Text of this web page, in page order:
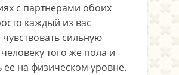
с партнерами обоих
каждый из вас
сильную
того же пола и
ее на физическом уровне.